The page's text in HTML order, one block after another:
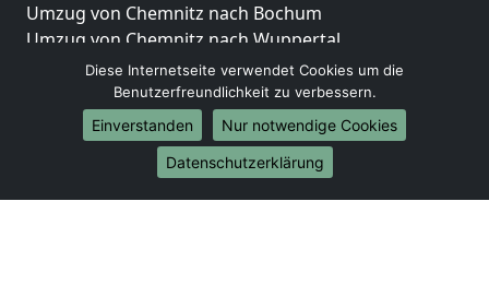
Umzug von Chemnitz nach Bochum
Umzug von Chemnitz nach Wuppertal
Umzug von Chemnitz nach Bielefeld
Umzug von Chemnitz nach Bonn
Umzug von Chemnitz nach Münster
Internationale-Umzüge
Umzug von Chemnitz nach Brasilien
Diese Internetseite verwendet Cookies um die
Benutzerfreundlichkeit zu verbessern.
Einverstanden
Nur notwendige Cookies
Datenschutzerklärung